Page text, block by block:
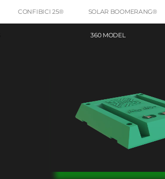
CONFIBICI 25® SOLAR BOOMERANG®
360 MODEL